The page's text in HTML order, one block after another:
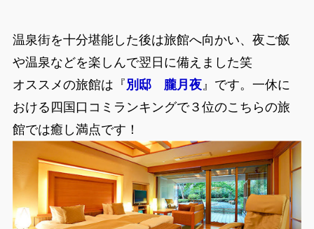
温泉街を十分堪能した後は旅館へ向かい、夜ご飯
や温泉などを楽しんで翌日に備えました笑
オススメの旅館は『 別邸 朧月夜』です。一休に
おける四国口コミランキングで３位のこちらの旅
館では癒し満点です！